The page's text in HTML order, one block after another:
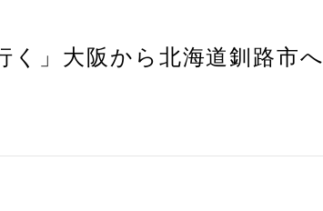
く」大阪から北海道釧路市へ